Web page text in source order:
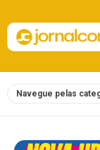
Navegue pelas